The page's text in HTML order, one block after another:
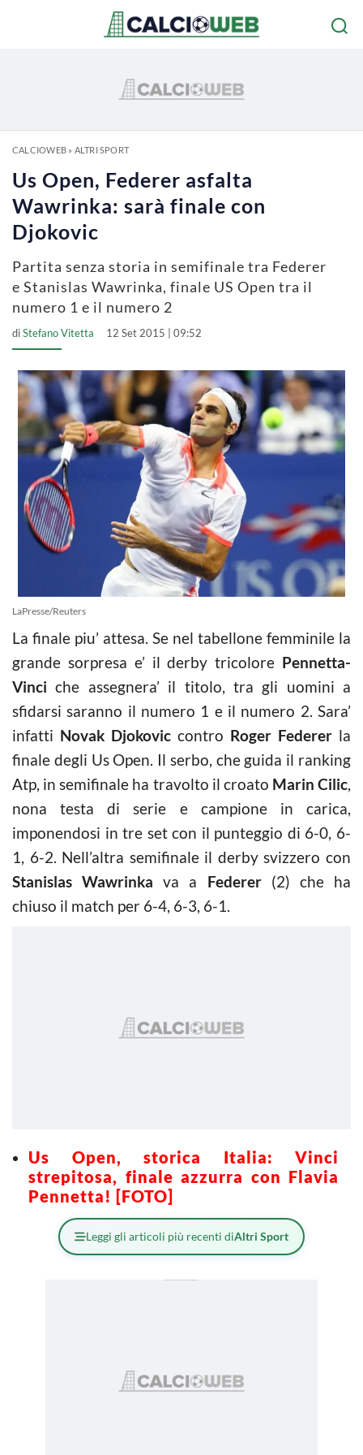
CALCIOWEB» ALTRI SPORT
Us Open, Federer asfalta
Wawrinka: sarà finale con
Djokovic
Partita senza storia in semifinale tra Federer
e Stanislas Wawrinka, finale US Open tra il
numero 1 e il numero 2
diStefano Vitetta 12 Set 2015 | 09:52
LaPresse/Reuters
La finale piu’ attesa. Se nel tabellone femminile la
grande sorpresa e’ il derby tricolore Pennetta-
Vinci che assegnera’ il titolo, tra gli uomini a
sfidarsi saranno il numero 1 e il numero 2. Sara’
infatti Novak Djokovic contro Roger Federer la
finale degli Us Open. Il serbo, che guida il ranking
Atp, in semifinale ha travolto il croato Marin Cilic,
nona testa di serie e campione in carica,
imponendosi in tre set con il punteggio di 6-0, 6-
1, 6-2. Nell’altra semifinale il derby svizzero con
Stanislas Wawrinka va a Federer(2) che ha
chiuso il match per 6-4, 6-3, 6-1.
Us Open, storica Italia: Vinci
strepitosa, finale azzurra con Flavia
Pennetta! [FOTO]
Leggi gli articoli più recenti diAltri Sport